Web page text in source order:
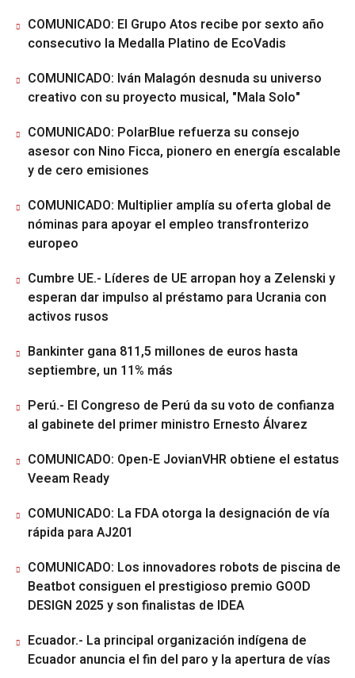
COMUNICADO: El Grupo Atos recibe por sexto año
consecutivo la Medalla Platino de EcoVadis
COMUNICADO: Iván Malagón desnuda su universo
creativo con su proyecto musical, "Mala Solo"
COMUNICADO: PolarBlue refuerza su consejo
asesor con Nino Ficca, pionero en energía escalable
y de cero emisiones
COMUNICADO: Multiplier amplía su oferta global de
nóminas para apoyar el empleo transfronterizo
europeo
Cumbre UE.- Líderes de UE arropan hoy a Zelenski y
esperan dar impulso al préstamo para Ucrania con
activos rusos
Bankinter gana 811,5 millones de euros hasta
septiembre, un 11% más
Perú.- El Congreso de Perú da su voto de confianza
al gabinete del primer ministro Ernesto Álvarez
COMUNICADO: Open-E JovianVHR obtiene el estatus
Veeam Ready
COMUNICADO: La FDA otorga la designación de vía
rápida para AJ201
COMUNICADO: Los innovadores robots de piscina de
Beatbot consiguen el prestigioso premio GOOD
DESIGN 2025 y son finalistas de IDEA
Ecuador.- La principal organización indígena de
Ecuador anuncia el fin del paro y la apertura de vías